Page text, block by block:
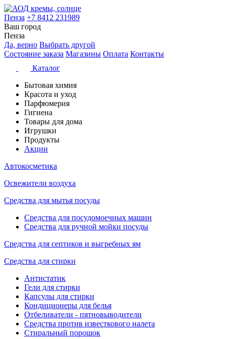
Пенза +7 8412 231989
Ваш город
Пенза
Да, верно Выбрать другой
Состояние заказа Магазины Оплата Контакты
Каталог
Бытовая химия
Красота и уход
Парфюмерия
Гигиена
Товары для дома
Игрушки
Продукты
Акции
Автокосметика
Освежители воздуха
Средства для мытья посуды
Средства для посудомоечных машин
Средства для ручной мойки посуды
Средства для септиков и выгребных ям
Средства для стирки
Антистатик
Гели для стирки
Капсулы для стирки
Кондиционеры для белья
Отбеливатели - пятновыводители
Средства против известкового налета
Стиральный порошок